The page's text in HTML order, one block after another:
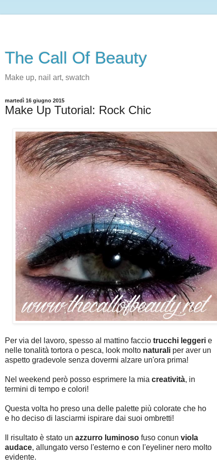
The Call Of Beauty
Make up, nail art, swatch
martedì 16 giugno 2015
Make Up Tutorial: Rock Chic
Per via del lavoro, spesso al mattino faccio trucchi leggeri e
nelle tonalità tortora o pesca, look molto naturali per aver un
aspetto gradevole senza dovermi alzare un'ora prima!
Nel weekend però posso esprimere la mia creatività, in
termini di tempo e colori!
Questa volta ho preso una delle palette più colorate che ho
e ho deciso di lasciarmi ispirare dai suoi ombretti!
Il risultato è stato un azzurro luminoso fuso conun viola
audace, allungato verso l'esterno e con l'eyeliner nero molto
evidente.